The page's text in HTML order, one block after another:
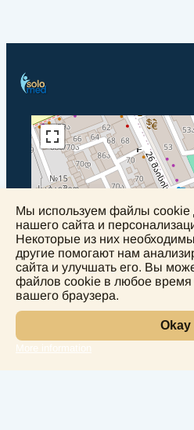
Мы используем файлы cookie
нашего сайта и
Некоторые из них
другие помогают нам
сайта и улучшать его. Вы
файлов cookie в любое время
вашего браузера.
Okay
More information